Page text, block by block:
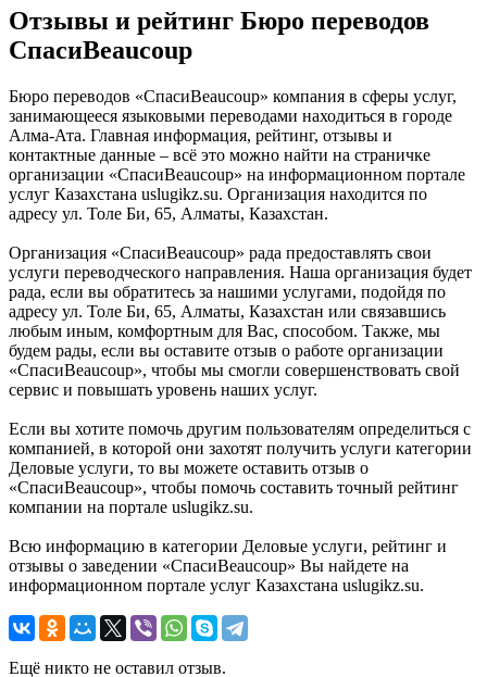
Отзывы и рейтинг Бюро переводов
СпасиBeaucoup
Бюро переводов «СпасиBeaucoup» компания в сферы услуг,
занимающееся языковыми переводами находиться в городе
Алма-Ата. Главная информация, рейтинг, отзывы и
контактные данные – всё это можно найти на страничке
организации «СпасиBeaucoup» на информационном портале
услуг Казахстана uslugikz.su. Организация находится по
адресу ул. Толе Би, 65, Алматы, Казахстан.
Организация «СпасиBeaucoup» рада предоставлять свои
услуги переводческого направления. Наша организация будет
рада, если вы обратитесь за нашими услугами, подойдя по
адресу ул. Толе Би, 65, Алматы, Казахстан или связавшись
любым иным, комфортным для Вас, способом. Также, мы
будем рады, если вы оставите отзыв о работе организации
«СпасиBeaucoup», чтобы мы смогли совершенствовать свой
сервис и повышать уровень наших услуг.
Если вы хотите помочь другим пользователям определиться с
компанией, в которой они захотят получить услуги категории
Деловые услуги, то вы можете оставить отзыв о
«СпасиBeaucoup», чтобы помочь составить точный рейтинг
компании на портале uslugikz.su.
Всю информацию в категории Деловые услуги, рейтинг и
отзывы о заведении «СпасиBeaucoup» Вы найдете на
информационном портале услуг Казахстана uslugikz.su.
Ещё никто не оставил отзыв.